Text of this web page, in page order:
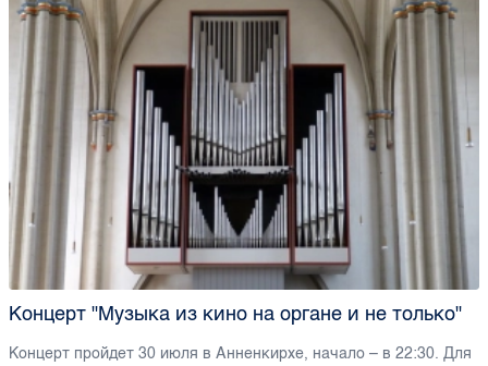
Концерт "Музыка из кино на органе и не только"
Концерт пройдет 30 июля в Анненкирхе, начало – в 22:30. Для